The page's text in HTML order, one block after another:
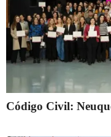
Código Civil: